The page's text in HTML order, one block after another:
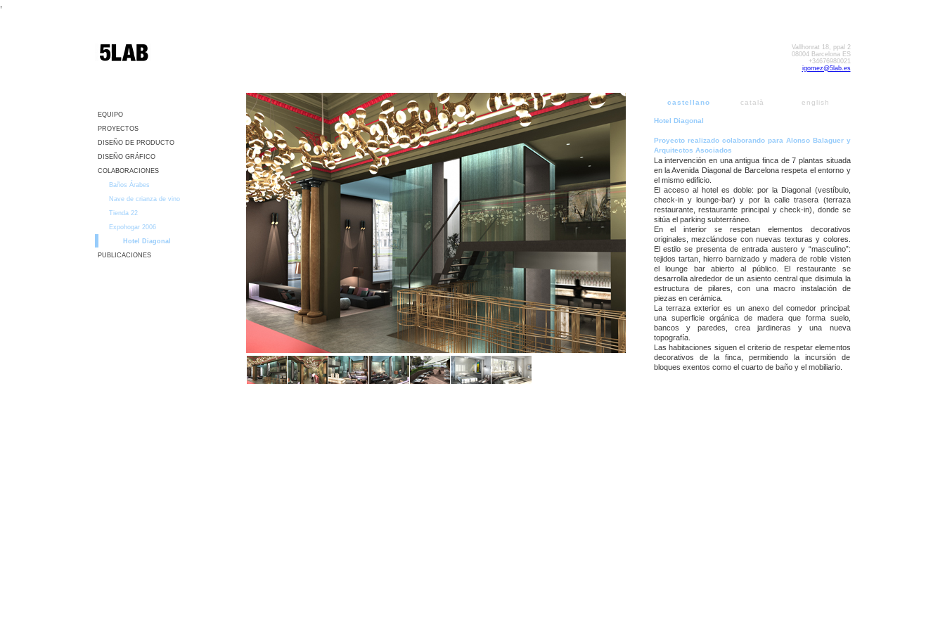
Vallhonrat 18, ppal 2
08004 Barcelona ES
+34676980021
igomez@5lab.es
EQUIPO
PROYECTOS
DISEÑO DE PRODUCTO
DISEÑO GRÁFICO
COLABORACIONES
Baños Árabes
Nave de crianza de vino
Tienda 22
Expohogar 2006
Hotel Diagonal
PUBLICACIONES
castellano català english
Hotel Diagonal
Proyecto realizado colaborando para Alonso Balaguer y
Arquitectos Asociados
La intervención en una antigua finca de 7 plantas situada
en la Avenida Diagonal de Barcelona respeta el entorno y
el mismo edificio.
El acceso al hotel es doble: por la Diagonal (vestíbulo,
check-in y lounge-bar) y por la calle trasera (terraza
restaurante, restaurante principal y check-in), donde se
sitúa el parking subterráneo.
En el interior se respetan elementos decorativos
originales, mezclándose con nuevas texturas y colores.
El estilo se presenta de entrada austero y “masculino”:
tejidos tartan, hierro barnizado y madera de roble visten
el lounge bar abierto al público. El restaurante se
desarrolla alrededor de un asiento central que disimula la
estructura de pilares, con una macro instalación de
piezas en cerámica.
La terraza exterior es un anexo del comedor principal:
una superficie orgánica de madera que forma suelo,
bancos y paredes, crea jardineras y una nueva
topografía.
Las habitaciones siguen el criterio de respetar elementos
decorativos de la finca, permitiendo la incursión de
bloques exentos como el cuarto de baño y el mobiliario.